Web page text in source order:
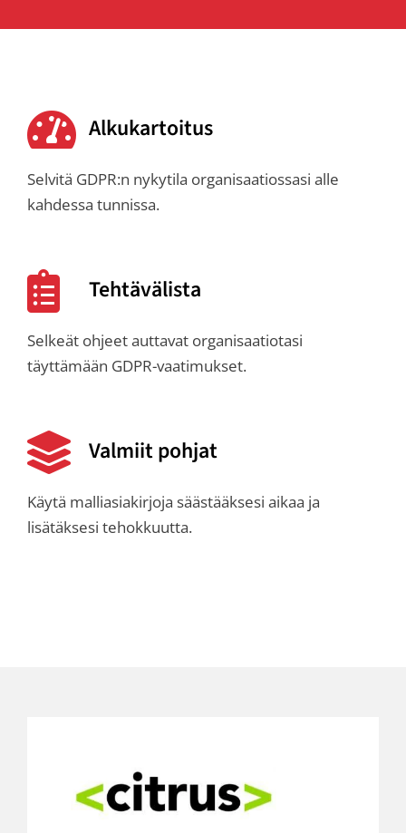
Alkukartoitus
Selvitä GDPR:n nykytila ​​organisaatiossasi alle
kahdessa tunnissa.
Tehtävälista
Selkeät ohjeet auttavat organisaatiotasi
täyttämään GDPR-vaatimukset.
Valmiit pohjat
Käytä malliasiakirjoja säästääksesi aikaa ja
lisätäksesi tehokkuutta.